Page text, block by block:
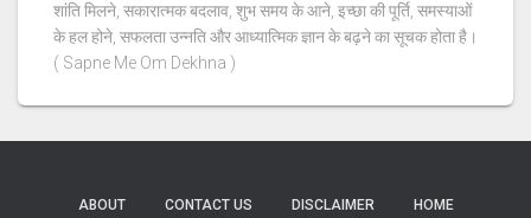
शांति मिलने, सकारात्मक बदलाव, शुभ समय के आने, इच्छा की पूर्ति, समस्याओं
के हल होने, सफलता उन्नति और आध्यात्मिक ज्ञान के बढ़ने का सूचक होता है।
( Sapne Me Om Dekhna )
ABOUT CONTACT US DISCLAIMER HOME